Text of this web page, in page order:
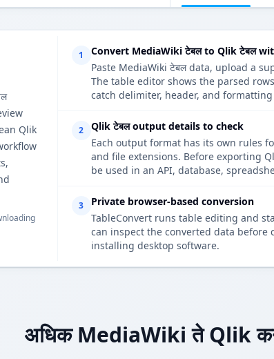
Qlik
1
Convert MediaWiki टेबल to Qlik टेबल
Paste MediaWiki टेबल data, upload a
The table editor shows the parsed
catch delimiter, header, and formatting
2
Qlik टेबल output details to check
Each output format has its own rules
and file extensions. Before exporting
be used in an API, database,
3
Private browser-based conversion
TableConvert runs table editing and
can inspect the converted data
installing desktop software.
अधिक MediaWiki ते Qlik